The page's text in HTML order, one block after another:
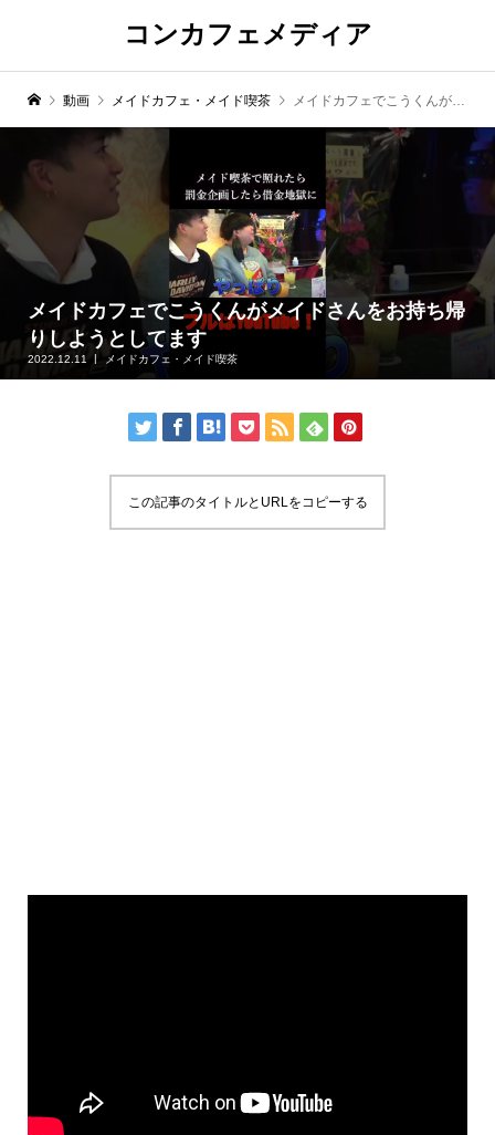
コンカフェメディア
動画 メイドカフェ・メイド喫茶 メイドカフェでこうくんがメイドさんをお持ち帰りしようとしてます
メイドカフェでこうくんがメイドさんをお持ち帰
りしようとしてます
2022.12.11 メイドカフェ・メイド喫茶
この記事のタイトルとURLをコピーする